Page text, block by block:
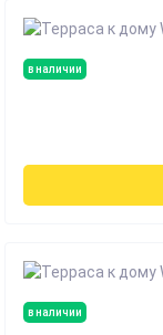
в наличии
в наличии